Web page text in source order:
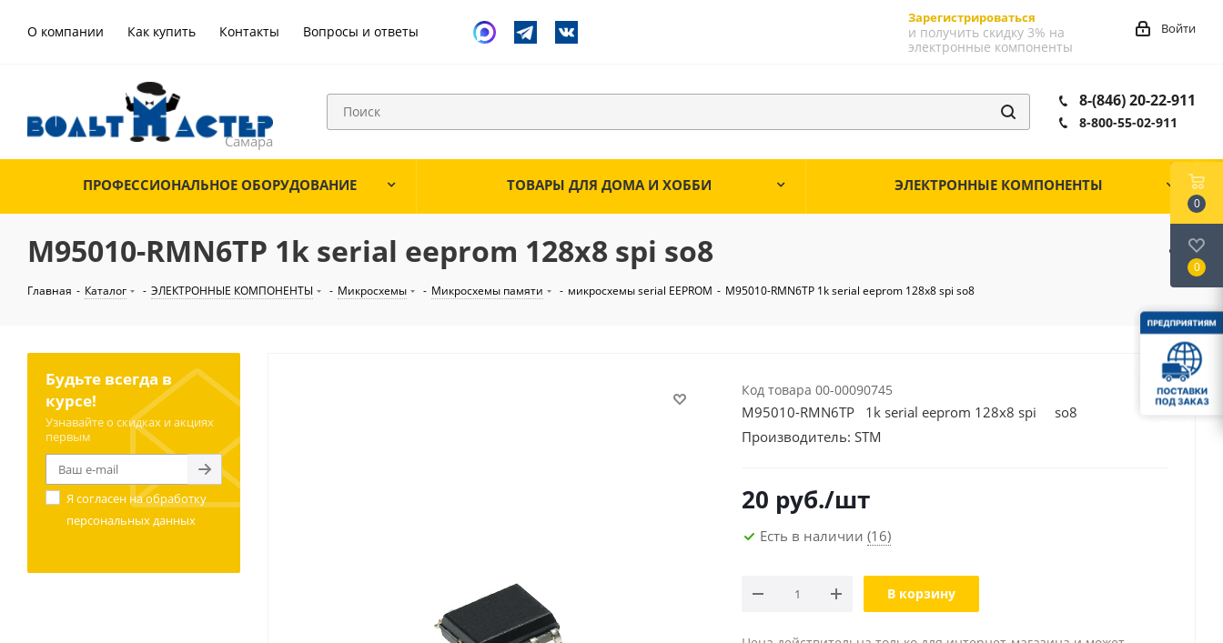
О компании Как купить Контакты Вопросы и ответы
Зарегистрироваться
и получить скидку 3% на
электронные компоненты
Войти
8-(846) 20-22-911
8-800-55-02-911
ПРОФЕССИОНАЛЬНОЕ ОБОРУДОВАНИЕ ТОВАРЫ ДЛЯ ДОМА И ХОББИ ЭЛЕКТРОННЫЕ КОМПОНЕНТЫ
M95010-RMN6TP 1k serial eeprom 128x8 spi so8
Главная - Каталог - ЭЛЕКТРОННЫЕ КОМПОНЕНТЫ - Микросхемы - Микросхемы памяти - микросхемы serial EEPROM - M95010-RMN6TP 1k serial eeprom 128x8 spi so8
Код товара 00-00090745
M95010-RMN6TP 1k serial eeprom 128x8 spi so8
Производитель: STM
20 руб./шт
Есть в наличии (16)
В корзину
Будьте всегда в
курсе!
Узнавайте о скидках и акциях
первым
Я согласен наобработку
персональных данных
0
0